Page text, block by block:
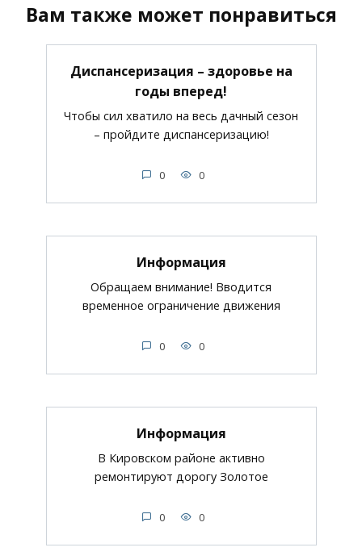
Вам также может понравиться
Диспансеризация – здоровье на
годы вперед!
Чтобы сил хватило на весь дачный сезон
– пройдите диспансеризацию!
0 0
Информация
Обращаем внимание! Вводится
временное ограничение движения
0 0
Информация
В Кировском районе активно
ремонтируют дорогу Золотое
0 0